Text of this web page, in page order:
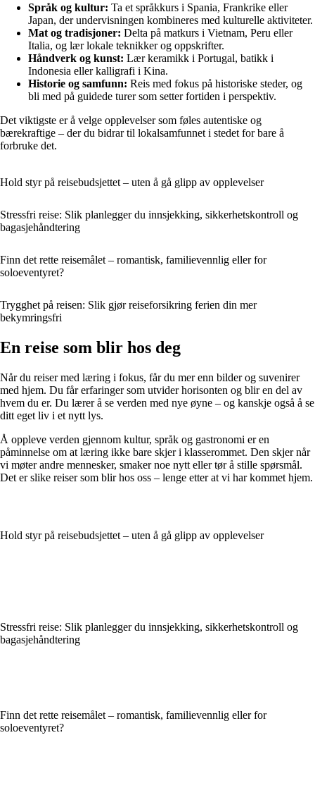
Språk og kultur: Ta et språkkurs i Spania, Frankrike eller
Japan, der undervisningen kombineres med kulturelle aktiviteter.
Mat og tradisjoner: Delta på matkurs i Vietnam, Peru eller
Italia, og lær lokale teknikker og oppskrifter.
Håndverk og kunst: Lær keramikk i Portugal, batikk i
Indonesia eller kalligrafi i Kina.
Historie og samfunn: Reis med fokus på historiske steder, og
bli med på guidede turer som setter fortiden i perspektiv.
Det viktigste er å velge opplevelser som føles autentiske og
bærekraftige – der du bidrar til lokalsamfunnet i stedet for bare å
forbruke det.
Hold styr på reisebudsjettet – uten å gå glipp av opplevelser
Stressfri reise: Slik planlegger du innsjekking, sikkerhetskontroll og
bagasjehåndtering
Finn det rette reisemålet – romantisk, familievennlig eller for
soloeventyret?
Trygghet på reisen: Slik gjør reiseforsikring ferien din mer
bekymringsfri
En reise som blir hos deg
Når du reiser med læring i fokus, får du mer enn bilder og suvenirer
med hjem. Du får erfaringer som utvider horisonten og blir en del av
hvem du er. Du lærer å se verden med nye øyne – og kanskje også å se
ditt eget liv i et nytt lys.
Å oppleve verden gjennom kultur, språk og gastronomi er en
påminnelse om at læring ikke bare skjer i klasserommet. Den skjer når
vi møter andre mennesker, smaker noe nytt eller tør å stille spørsmål.
Det er slike reiser som blir hos oss – lenge etter at vi har kommet hjem.
Hold styr på reisebudsjettet – uten å gå glipp av opplevelser
Stressfri reise: Slik planlegger du innsjekking, sikkerhetskontroll og
bagasjehåndtering
Finn det rette reisemålet – romantisk, familievennlig eller for
soloeventyret?